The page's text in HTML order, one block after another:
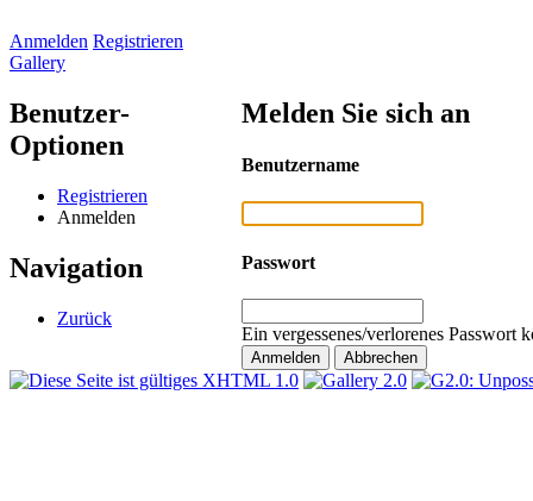
Anmelden Registrieren
Gallery
Benutzer-
Optionen
Registrieren
Anmelden
Navigation
Zurück
Melden Sie sich an
Benutzername
Passwort
Ein vergessenes/verlorenes Passwort